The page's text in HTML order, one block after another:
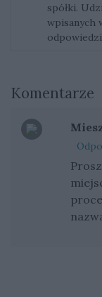
spółki.
wpisanych
Komentarze